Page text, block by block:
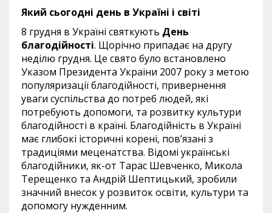
Який сьогодні день в Україні і світі
8 грудня в Україні святкують День
благодійності. Щорічно припадає на другу
неділю грудня. Це свято було встановлено
Указом Президента України 2007 року з метою
популяризації благодійності, привернення
уваги суспільства до потреб людей, які
потребують допомоги, та розвитку культури
благодійності в країні. Благодійність в Україні
має глибокі історичні корені, пов’язані з
традиціями меценатства. Відомі українські
благодійники, як-от Тарас Шевченко, Микола
Терещенко та Андрій Шептицький, зробили
значний внесок у розвиток освіти, культури та
допомогу нужденним.